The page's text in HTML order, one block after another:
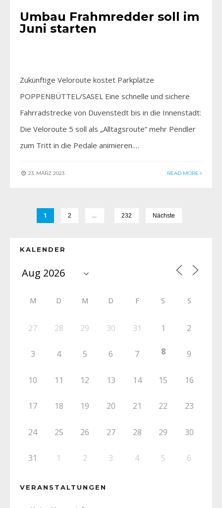
Umbau Frahmredder soll im
Juni starten
Zukünftige Veloroute kostet Parkplätze
POPPENBÜTTEL/SASEL Eine schnelle und sichere
Fahrradstrecke von Duvenstedt bis in die Innenstadt:
Die Veloroute 5 soll als „Alltagsroute“ mehr Pendler
zum Tritt in die Pedale animieren.…
23. MÄRZ 2023 READ MORE
1 2 … 232 Nächste
KALENDER
M D M D F S S
27 28 29 30 31 1 2
3 4 5 6 7 8 9
10 11 12 13 14 15 16
17 18 19 20 21 22 23
24 25 26 27 28 29 30
31 1 2 3 4 5 6
VERANSTALTUNGEN